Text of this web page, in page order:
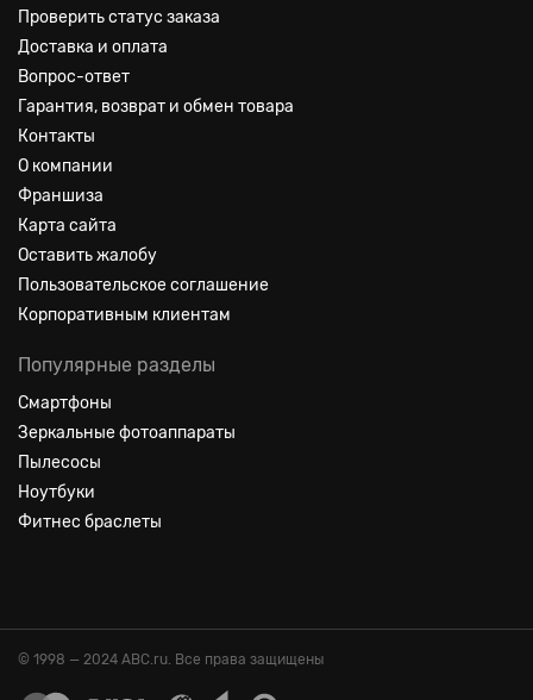
Проверить статус заказа
Доставка и оплата
Вопрос-ответ
Гарантия, возврат и обмен товара
Контакты
О компании
Франшиза
Карта сайта
Оставить жалобу
Пользовательское соглашение
Корпоративным клиентам
Популярные разделы
Смартфоны
Зеркальные фотоаппараты
Пылесосы
Ноутбуки
Фитнес браслеты
© 1998 — 2024 ABC.ru. Все права защищены